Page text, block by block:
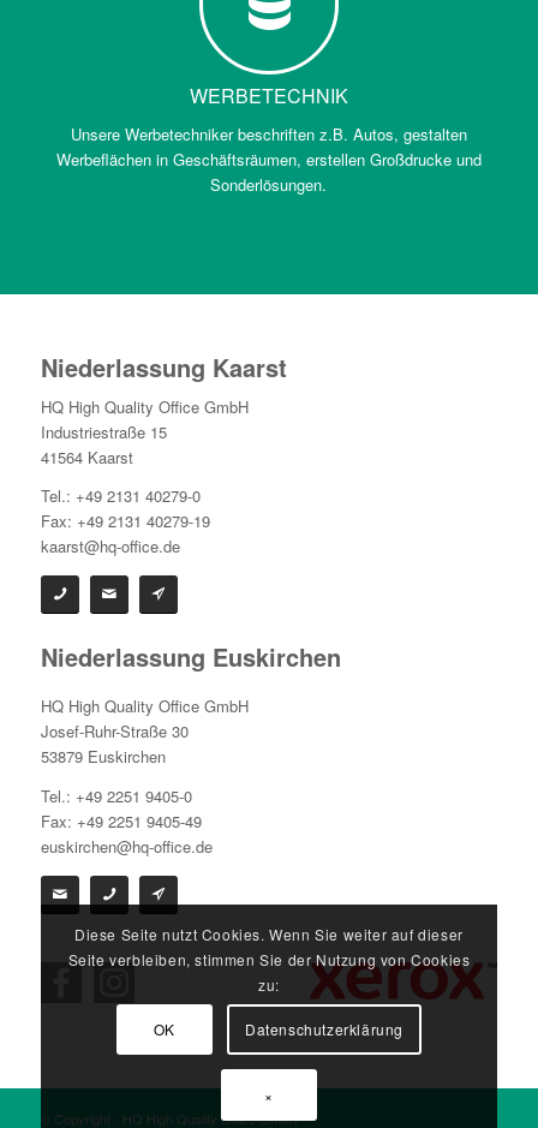
WERBETECHNIK
Unsere Werbetechniker beschriften z.B. Autos, gestalten
Werbeflächen in Geschäftsräumen, erstellen Großdrucke und
Sonderlösungen.
Niederlassung Kaarst
HQ High Quality Office GmbH
Industriestraße 15
41564 Kaarst
Tel.: +49 2131 40279-0
Fax: +49 2131 40279-19
kaarst@hq-office.de
Niederlassung Euskirchen
HQ High Quality Office GmbH
Josef-Ruhr-Straße 30
53879 Euskirchen
Tel.: +49 2251 9405-0
Fax: +49 2251 9405-49
euskirchen@hq-office.de
© Copyright - HQ High Quality Office GmbH
Diese Seite nutzt Cookies. Wenn Sie weiter auf dieser
Seite verbleiben, stimmen Sie der Nutzung von Cookies
zu:
OK Datenschutzerklärung
×